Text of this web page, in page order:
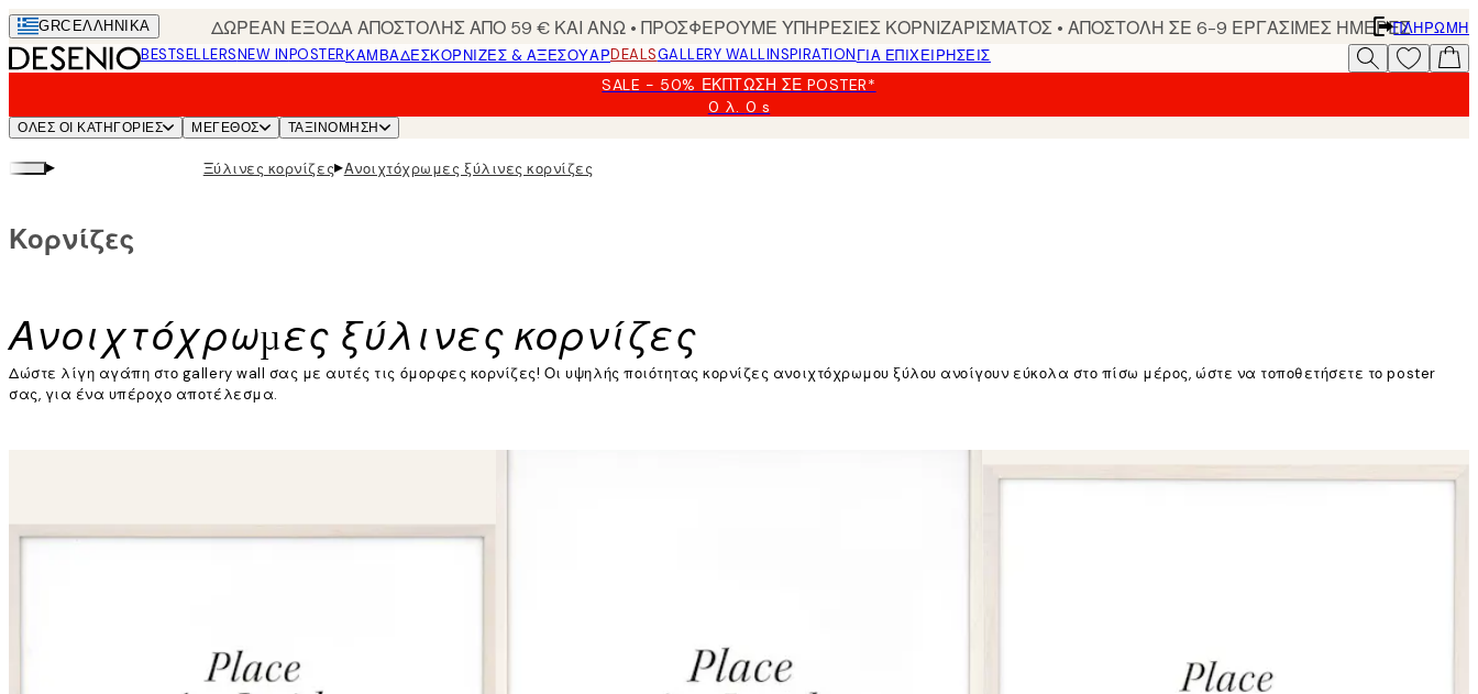
Skip
to
main
GRC ΕΛΛΗΝΙΚΆ ΔΩΡΕΑΝ ΕΞΟΔΑ ΑΠΟΣΤΟΛΗΣ ΑΠΟ 59 € ΚΑΙ ΑΝΩ • ΠΡΟΣΦΕΡΟΥΜΕ ΥΠΗΡΕΣΙΕΣ ΚΟΡΝΙΖΑΡΙΣΜΑΤΟΣ • ΑΠΟΣΤΟΛΗ ΣΕ 6-9 ΕΡΓΑΣΙΜΕΣ ΗΜΕΡΕΣΠΛΗΡΩΜΉ
BESTSELLERSNEW INPOSTERΚΑΜΒΆΔΕΣΚΟΡΝΊΖΕΣ & ΑΞΕΣΟΥΆΡDEALSGALLERY WALLINSPIRATIONΓΙΑ ΕΠΙΧΕΙΡΗΣΕΙΣ
SALE - 50% ΈΚΠΤΩΣΗ ΣΕ POSTER*
0 λ. 0 s
Ισχύει
ΌΛΕΣ ΟΙ ΚΑΤΗΓΟΡΊΕΣ ΜΕΓΕΘΟΣ ΤΑΞΙΝΌΜΗΣΗ
▸ Ξύλινες κορνίζες▸Ανοιχτόχρωμες ξύλινες κορνίζες
Ανοιχτόχρωμες ξύλινες κορνίζες
Κορνίζες
Δώστε λίγη αγάπη στο gallery wall σας με αυτές τις όμορφες κορνίζες! Οι υψηλής ποιότητας κορνίζες ανοιχτόχρωμου ξύλου ανοίγουν εύκολα στο πίσω μέρος, ώστε να τοποθετήσετε το poster
σας, για ένα υπέροχο αποτέλεσμα.